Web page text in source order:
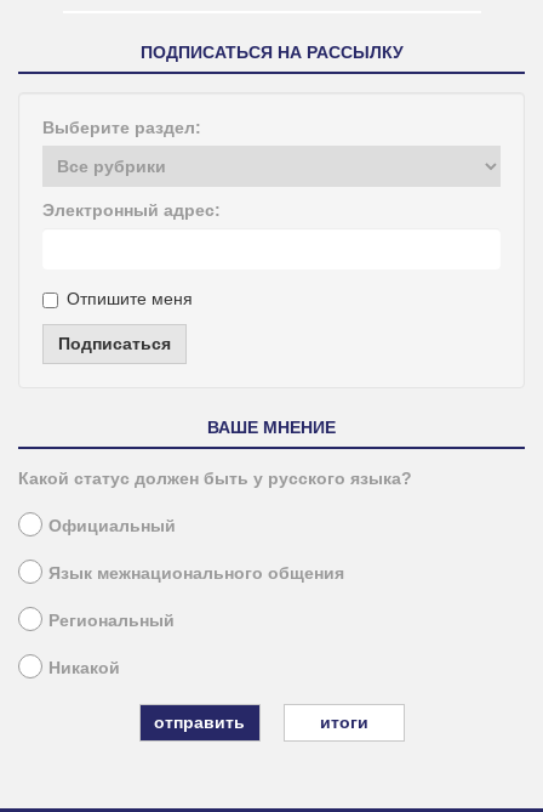
ПОДПИСАТЬСЯ НА РАССЫЛКУ
Выберите раздел:
Электронный адрес:
Отпишите меня
Подписаться
ВАШЕ МНЕНИЕ
Какой статус должен быть у русского языка?
Официальный
Язык межнационального общения
Региональный
Никакой
итоги